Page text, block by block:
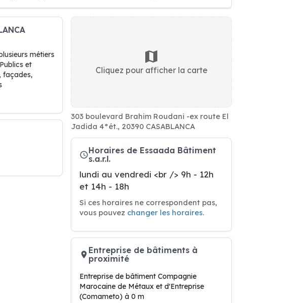
métiers
et
façades,
Cliquez pour afficher la carte
303 boulevard Brahim Roudani -ex route El
Jadida 4°ét., 20390 CASABLANCA
Horaires de Essaada Bâtiment
s.a.r.l.
lundi au vendredi <br /> 9h - 12h
et 14h - 18h
Si ces horaires ne correspondent pas,
vous pouvez changer les horaires.
Entreprise de bâtiments à
proximité
Entreprise de bâtiment Compagnie
Marocaine de Métaux et d'Entreprise
(Comameto) à 0 m